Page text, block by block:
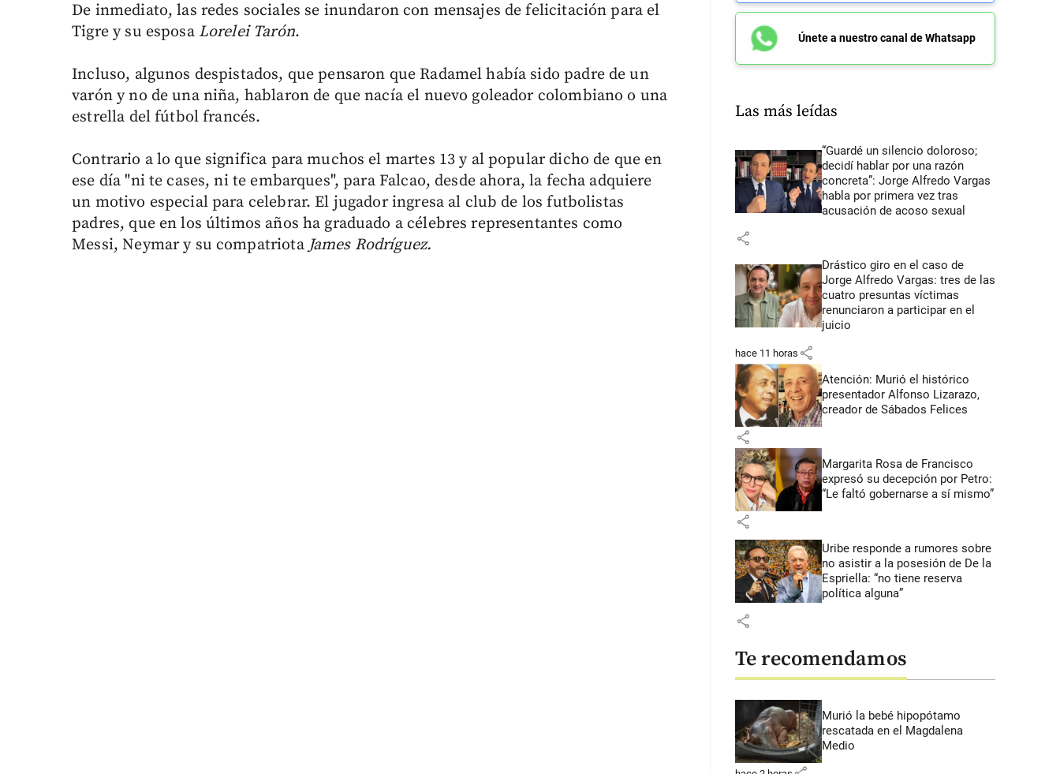
De inmediato, las redes sociales se inundaron con mensajes de felicitación para el
Tigre y su esposa Lorelei Tarón.
Incluso, algunos despistados, que pensaron que Radamel había sido padre de un
varón y no de una niña, hablaron de que nacía el nuevo goleador colombiano o una
estrella del fútbol francés.
Contrario a lo que significa para muchos el martes 13 y al popular dicho de que en
ese día "ni te cases, ni te embarques", para Falcao, desde ahora, la fecha adquiere
un motivo especial para celebrar. El jugador ingresa al club de los futbolistas
padres, que en los últimos años ha graduado a célebres representantes como
Messi, Neymar y su compatriotaJames Rodríguez.
Únete a nuestro canal de Whatsapp
Las más leídas
“Guardé un silencio doloroso;
decidí hablar por una razón
concreta”: Jorge Alfredo Vargas
habla por primera vez tras
acusación de acoso sexual
share
Drástico giro en el caso de
Jorge Alfredo Vargas: tres de las
cuatro presuntas víctimas
renunciaron a participar en el
juicio
hace 11 horas share
Atención: Murió el histórico
presentador Alfonso Lizarazo,
creador de Sábados Felices
share
Margarita Rosa de Francisco
expresó su decepción por Petro:
“Le faltó gobernarse a sí mismo”
share
Uribe responde a rumores sobre
no asistir a la posesión de De la
Espriella: “no tiene reserva
política alguna”
share
Te recomendamos
Murió la bebé hipopótamo
rescatada en el Magdalena
Medio